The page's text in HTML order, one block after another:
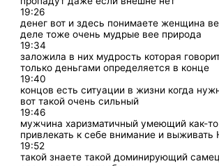
19:26
денег вот и здесь понимаете женщина
деле тоже очень мудрые вее природа
19:34
заложила в них мудрость которая
только деньгами определяется в конце
19:40
концов есть ситуации в жизни когда
вот такой очень сильный
19:46
мужчина харизматичный умеющий как-то
привлекать к себе внимание и выживать
19:52
такой знаете такой доминирующий